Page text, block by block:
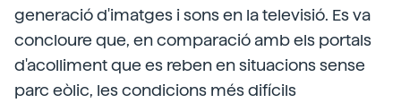
generació d'imatges i sons en la televisió. Es va
concloure que, en comparació amb els portals
d'acolliment que es reben en situacions sense
parc eòlic, les condicions més difícils